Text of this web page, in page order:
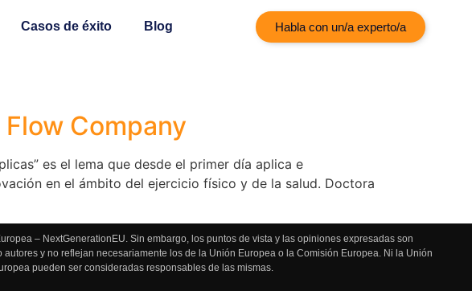
Casos de éxito Blog Habla con un/a experto/a
Company
es el lema que desde el primer día aplica e
en el ámbito del ejercicio físico y de la salud. Doctora
– NextGenerationEU. Sin embargo, los puntos de vista y las opiniones expresadas son
autores y no reflejan necesariamente los de la Unión Europea o la Comisión Europea. Ni la Unión
pueden ser consideradas responsables de las mismas.